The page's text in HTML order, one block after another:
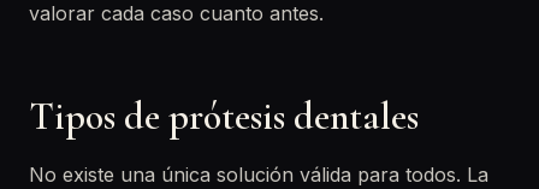
valorar cada caso cuanto antes.
Tipos de prótesis dentales
No existe una única solución válida para todos. La